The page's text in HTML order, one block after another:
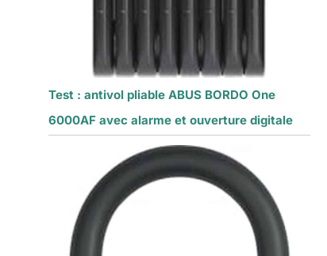
Test : antivol pliable ABUS BORDO One
6000AF avec alarme et ouverture digitale